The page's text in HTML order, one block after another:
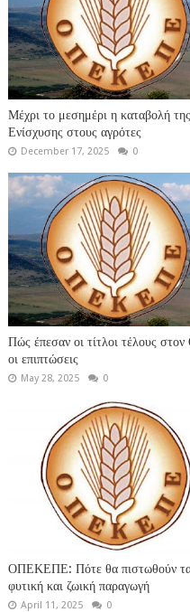
Μέχρι το μεσημέρι η καταβολή
Ενίσχυσης στους αγρότες
December 17, 2025 0
Πώς έπεσαν οι τίτλοι τέλους
οι επιπτώσεις
May 28, 2025 0
ΟΠΕΚΕΠΕ: Πότε θα πιστωθούν τα
φυτική και ζωική παραγωγή
April 11, 2025 0